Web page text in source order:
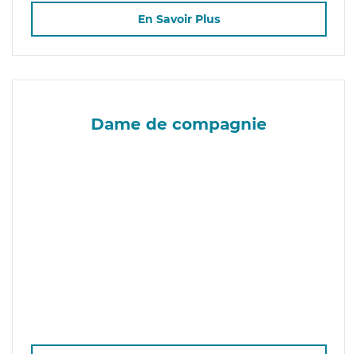
En Savoir Plus
Dame de compagnie